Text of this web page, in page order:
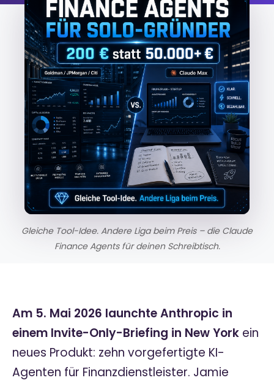
Gleiche Tool-Idee. Andere Liga beim Preis – die Claude
Finance Agents für deinen Schreibtisch.
Am 5. Mai 2026 launchte Anthropic in
einem Invite-Only-Briefing in New York ein
neues Produkt: zehn vorgefertigte KI-
Agenten für Finanzdienstleister. Jamie